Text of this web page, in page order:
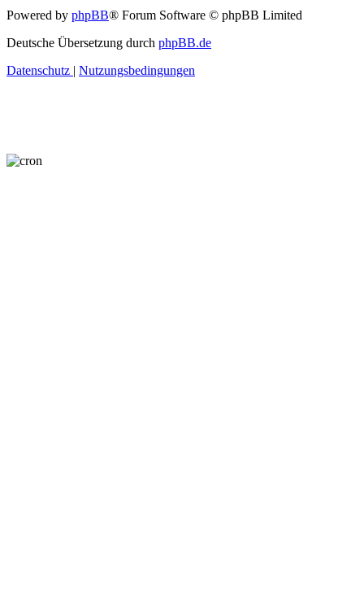
Powered by phpBB® Forum Software © phpBB Limited
Deutsche Übersetzung durch phpBB.de
Datenschutz | Nutzungsbedingungen